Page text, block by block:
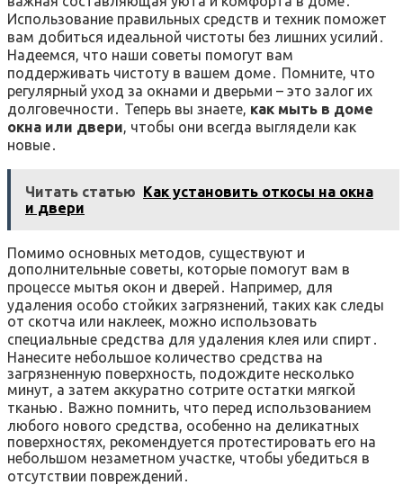
Использование правильных средств и техник поможет
вам добиться идеальной чистоты без лишних усилий․
Надеемся, что наши советы помогут вам
поддерживать чистоту в вашем доме․ Помните, что
регулярный уход за окнами и дверьми – это залог их
долговечности․ Теперь вы знаете, как мыть в доме
окна или двери, чтобы они всегда выглядели как
новые․
Читать статью Как установить откосы на окна
и двери
Помимо основных методов, существуют и
дополнительные советы, которые помогут вам в
процессе мытья окон и дверей․ Например, для
удаления особо стойких загрязнений, таких как следы
от скотча или наклеек, можно использовать
специальные средства для удаления клея или спирт․
Нанесите небольшое количество средства на
загрязненную поверхность, подождите несколько
минут, а затем аккуратно сотрите остатки мягкой
тканью․ Важно помнить, что перед использованием
любого нового средства, особенно на деликатных
поверхностях, рекомендуется протестировать его на
небольшом незаметном участке, чтобы убедиться в
отсутствии повреждений․